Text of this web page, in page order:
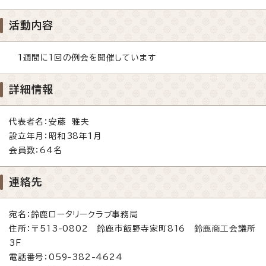
活動内容
1週間に1回の例会を開催しています
詳細情報
代表者名：安藤 雅夫
設立年月：昭和38年1月
会員数：64名
連絡先
宛名：鈴鹿ロータリークラブ事務局
住所：〒513-0802 鈴鹿市飯野寺家町816 鈴鹿商工会議所
3F
電話番号：059-382-4624